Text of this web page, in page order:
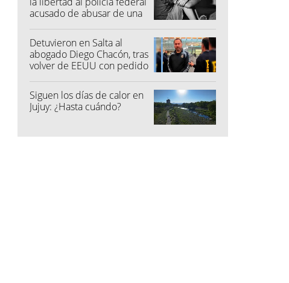
acusado de abusar de una
Detuvieron en Salta al
abogado Diego Chacón, tras
volver de EEUU con pedido
Siguen los días de calor en
Jujuy: ¿Hasta cuándo?